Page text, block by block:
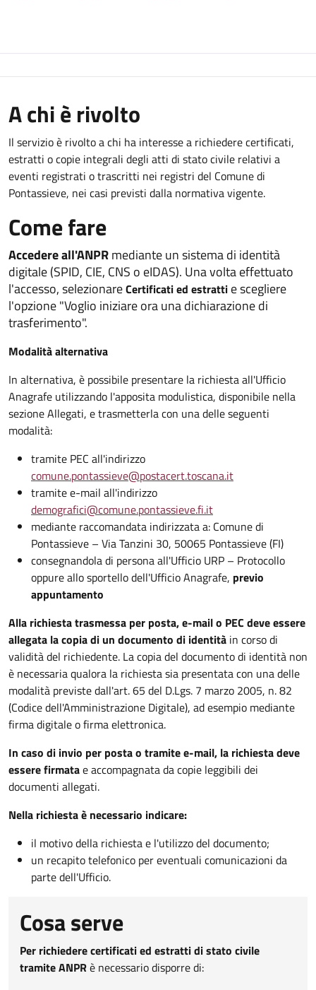
A chi è rivolto
Il servizio è rivolto a chi ha interesse a richiedere certificati,
estratti o copie integrali degli atti di stato civile relativi a
eventi registrati o trascritti nei registri del Comune di
Pontassieve, nei casi previsti dalla normativa vigente.
Come fare
Accedere all'ANPRmediante un sistema di identità
digitale (SPID, CIE, CNS o eIDAS). Una volta effettuato
l'accesso, selezionareCertificati ed estratti e scegliere
l'opzione "Voglio iniziare ora una dichiarazione di
trasferimento".
Modalità alternativa
In alternativa, è possibile presentare la richiesta all'Ufficio
Anagrafe utilizzando l'apposita modulistica, disponibile nella
sezione Allegati, e trasmetterla con una delle seguenti
modalità:
tramite PEC all'indirizzo
comune.pontassieve@postacert.toscana.it
tramite e-mail all'indirizzo
demografici@comune.pontassieve.fi.it
mediante raccomandata indirizzata a: Comune di
Pontassieve – Via Tanzini 30, 50065 Pontassieve (FI)
consegnandola di persona all'Ufficio URP – Protocollo
oppure allo sportello dell'Ufficio Anagrafe, previo
appuntamento
Alla richiesta trasmessa per posta, e-mail o PEC deve essere
allegata la copia di un documento di identità in corso di
validità del richiedente. La copia del documento di identità non
è necessaria qualora la richiesta sia presentata con una delle
modalità previste dall'art. 65 del D.Lgs. 7 marzo 2005, n. 82
(Codice dell'Amministrazione Digitale), ad esempio mediante
firma digitale o firma elettronica.
In caso di invio per posta o tramite e-mail, la richiesta deve
essere firmatae accompagnata da copie leggibili dei
documenti allegati.
Nella richiesta è necessario indicare:
il motivo della richiesta e l'utilizzo del documento;
un recapito telefonico per eventuali comunicazioni da
parte dell'Ufficio.
Cosa serve
Per richiedere certificati ed estratti di stato civile
tramite ANPRè necessario disporre di: